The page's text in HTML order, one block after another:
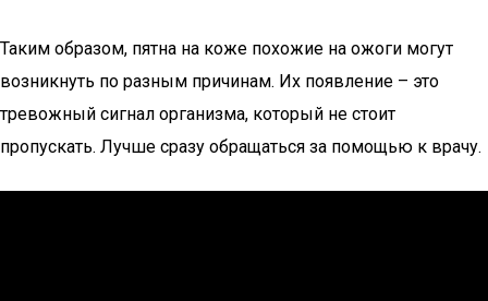
Таким образом, пятна на коже похожие на ожоги могут
возникнуть по разным причинам. Их появление – это
тревожный сигнал организма, который не стоит
пропускать. Лучше сразу обращаться за помощью к врачу.